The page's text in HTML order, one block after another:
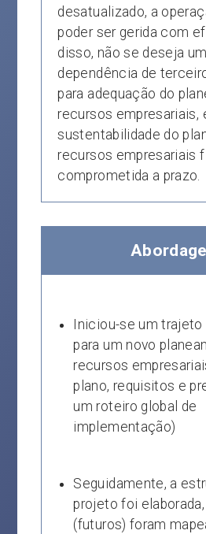
desatualizado, a
poder ser gerida com
disso, não se deseja
dependência de
para adequação do
recursos empresariais,
sustentabilidade do
recursos empresariais
comprometida a prazo.
Iniciou-se um
para um novo
recursos
plano, requisitos e
um roteiro global de
implementação)
Seguidamente, a
projeto foi
(futuros) foram